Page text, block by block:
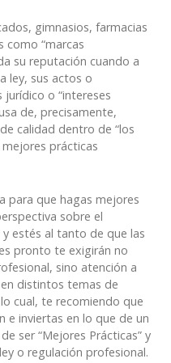
gimnasios, farmacias
como “marcas
su reputación cuando a
ley, sus actos o
o “intereses
de, precisamente,
calidad dentro de “los
prácticas
para que hagas mejores
sobre el
y estés al tanto de que las
pronto te exigirán no
sino atención a
distintos temas de
cual, te recomiendo que
e inviertas en lo que de un
ser “Mejores Prácticas” y
o regulación profesional.